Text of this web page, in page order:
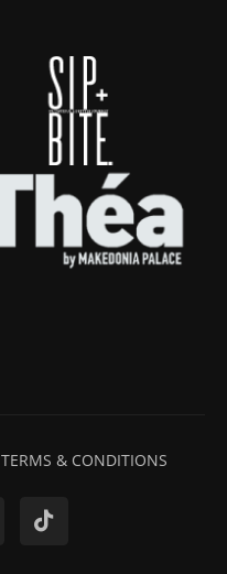
TERMS & CONDITIONS